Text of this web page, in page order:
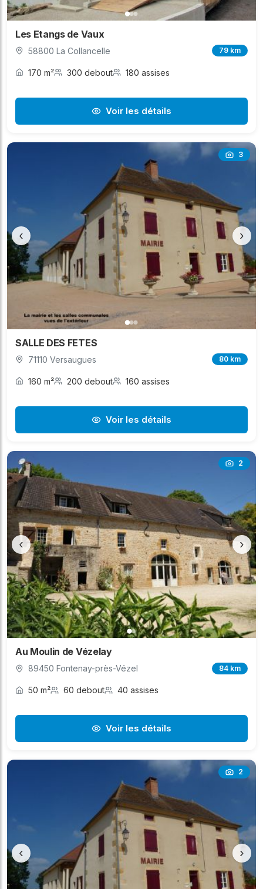
Les Etangs de Vaux
58800 La Collancelle 79 km
170 m² 300 debout 180 assises
Voir les détails
3
‹ ›
SALLE DES FETES
71110 Versaugues 80 km
160 m² 200 debout 160 assises
Voir les détails
2
‹ ›
Au Moulin de Vézelay
89450 Fontenay-près-Vézel 84 km
50 m² 60 debout 40 assises
Voir les détails
2
‹ ›